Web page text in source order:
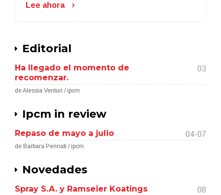
Lee ahora
Editorial
Ha llegado el momento de
recomenzar.
03
de Alessia Venturi / ipcm
Ipcm in review
Repaso de mayo a julio 04-07
de Barbara Pennati / ipcm
Novedades
Spray S.A. y Ramseier Koatings
08